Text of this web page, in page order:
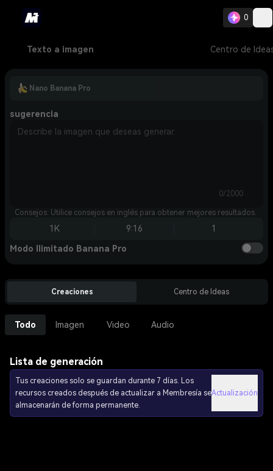
0
Texto a imagen Centro de
Nano Banana Pro
sugerencia
0/2000
Consejos: Utilice consejos en inglés para obtener mejores resultados.
1K 9:16 1
Modo Ilimitado Banana Pro
Creaciones Centro de Ideas
Todo Imagen Video Audio
Lista de generación
Tus creaciones solo se guardan durante 7 días. Los
recursos creados después de actualizar a Membresía se
almacenarán de forma permanente.
Actualización